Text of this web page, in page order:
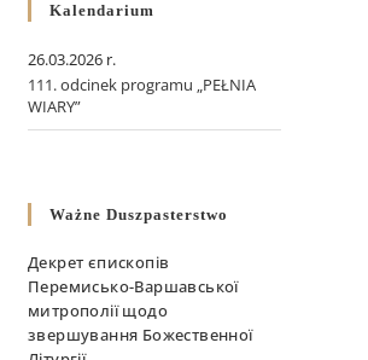
Kalendarium
26.03.2026 r.
111. odcinek programu „PEŁNIA
WIARY”
Ważne Duszpasterstwo
Декрет єпископів
Перемисько-Варшавської
митрополії щодо
звершування Божественної